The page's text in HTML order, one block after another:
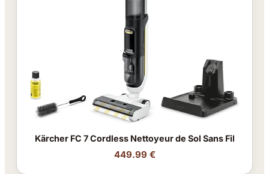
Kärcher FC 7 Cordless Nettoyeur de Sol Sans Fil
449.99 €